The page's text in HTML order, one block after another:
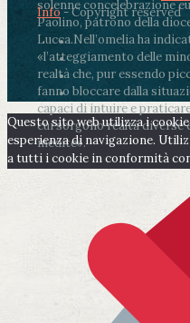
solenne concelebrazione
Paolino, patrono della
Lucca.Nell’omelia ha
«l’atteggiamento delle
realtà che, pur essendo
fanno bloccare dalla
capaci di intuire e
cui sorgono realtà diverse
inedite».
Info- Copyright reserved
Questo sito web utilizza i
esperienza di navigazione.
a tutti i cookie in conformità